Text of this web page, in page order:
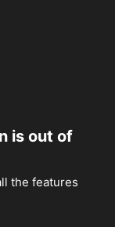
is out of
the features